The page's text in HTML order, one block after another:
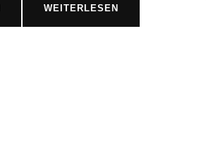
WEITERLESEN